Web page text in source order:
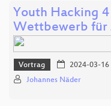
Youth Hacking
Wettbewerb für
Vortrag 2024-03-16
Johannes Näder